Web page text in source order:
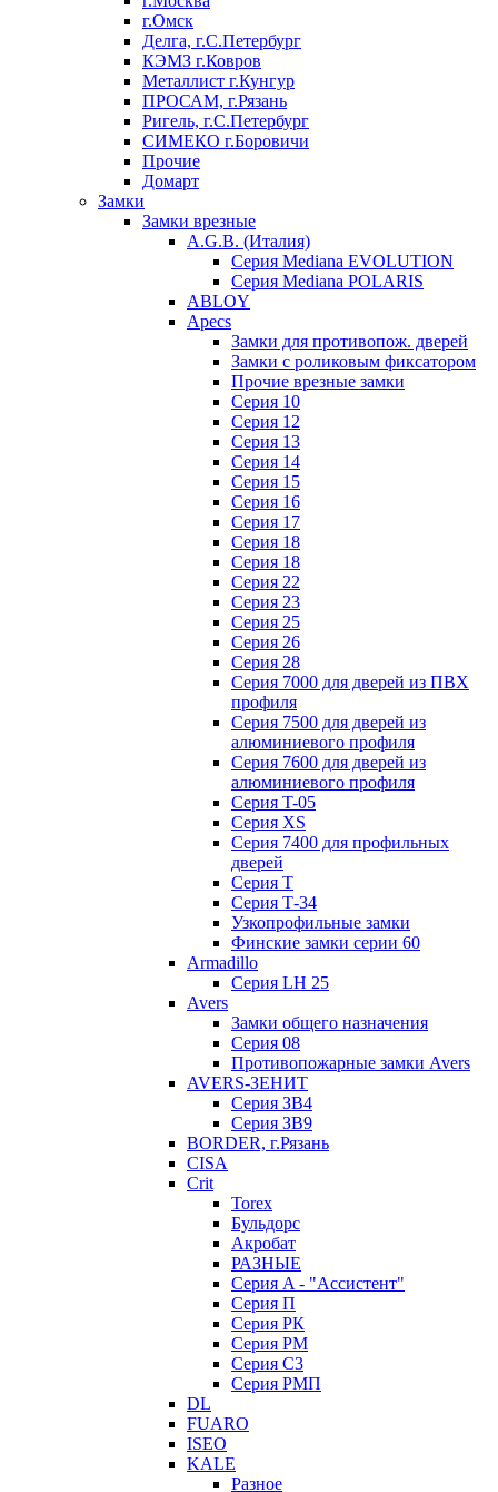
г.Омск
Делга, г.С.Петербург
КЭМЗ г.Ковров
Металлист г.Кунгур
ПРОСАМ, г.Рязань
Ригель, г.С.Петербург
СИМЕКО г.Боровичи
Прочие
Домарт
Замки
Замки врезные
A.G.B. (Италия)
Серия Mediana EVOLUTION
Серия Mediana POLARIS
ABLOY
Apecs
Замки для противопож. дверей
Замки с роликовым фиксатором
Прочие врезные замки
Серия 10
Серия 12
Серия 13
Серия 14
Серия 15
Серия 16
Серия 17
Серия 18
Серия 18
Серия 22
Серия 23
Серия 25
Серия 26
Серия 28
Серия 7000 для дверей из ПВХ
профиля
Серия 7500 для дверей из
алюминиевого профиля
Серия 7600 для дверей из
алюминиевого профиля
Серия T-05
Серия XS
Серия 7400 для профильных
дверей
Серия Т
Серия Т-34
Узкопрофильные замки
Финские замки серии 60
Armadillo
Серия LH 25
Avers
Замки общего назначения
Серия 08
Противопожарные замки Avers
AVERS-ЗЕНИТ
Серия ЗВ4
Серия ЗВ9
BORDER, г.Рязань
CISA
Crit
Torex
Бульдорс
Акробат
РАЗНЫЕ
Серия A - "Ассистент"
Серия П
Серия РК
Серия РМ
Серия С3
Серия РМП
DL
FUARO
ISEO
KALE
Разное